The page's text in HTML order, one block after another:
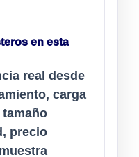
en esta
real desde
carga
precio